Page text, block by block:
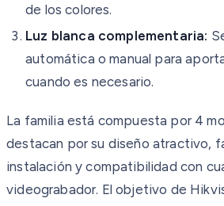
de los colores.
Luz blanca complementaria:
automática o manual para
cuando es necesario.
La familia está compuesta por 4
destacan por su diseño atractivo,
instalación y compatibilidad con
videograbador. El objetivo de